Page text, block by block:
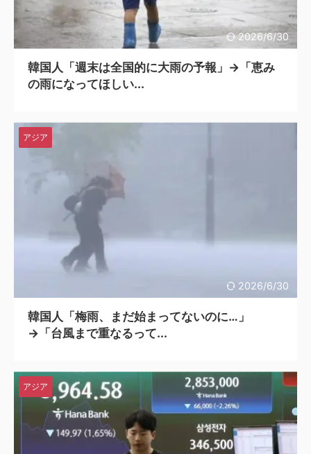
2026/6/30
韓国人「週末は全国的に大雨の予報」→「恵み
の雨になってほしい...
2026/6/30
アジア
韓国人「梅雨、まだ始まってないのに…」
→「台風まで重なるって...
アジア